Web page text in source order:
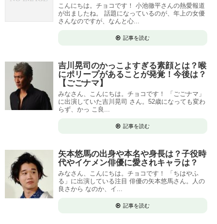
こんにちは。チョコです！ 小池徹平さんの熱愛報道
が出ましたね。 話題になっているのが、年上の女優
さんなのですが、なんと心...
記事を読む
吉川晃司のかっこよすぎる素顔とは？喉
にポリープがあることが発覚！今後は？
【ごごナマ】
みなさん、こんにちは。チョコです！ 「ごごナマ」
に出演していた吉川晃司 さん。52歳になっても変わ
らず、かっ こ良...
記事を読む
矢本悠馬の出身や本名や身長は？子役時
代やイケメン俳優に愛されキャラは？
みなさん、こんにちは。チョコです！ 「ちはやふ
る」に出演している注目 俳優の矢本悠馬さん。人の
良さから なのか、イ...
記事を読む